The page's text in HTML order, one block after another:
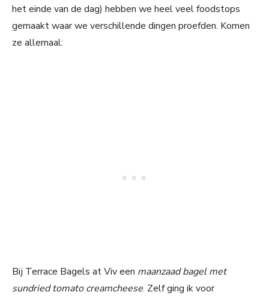
het einde van de dag) hebben we heel veel foodstops
gemaakt waar we verschillende dingen proefden. Komen
ze allemaal:
Bij Terrace Bagels at Viv een maanzaad bagel met
sundried tomato creamcheese. Zelf ging ik voor